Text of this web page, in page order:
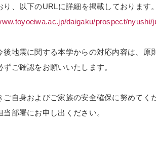
り、以下のURLに詳細を掲載しております。
daigaku/prospect/nyushi/
後地震に関する本学からの対応内容は、
ずご確認をお願いいたします。
ご自身およびご家族の安全確保に努めて
当部署にお申し出ください。